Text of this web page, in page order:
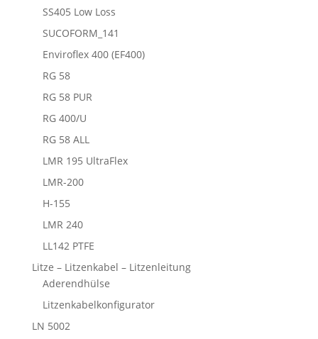
SS405 Low Loss
SUCOFORM_141
Enviroflex 400 (EF400)
RG 58
RG 58 PUR
RG 400/U
RG 58 ALL
LMR 195 UltraFlex
LMR-200
H-155
LMR 240
LL142 PTFE
Litze – Litzenkabel – Litzenleitung
Aderendhülse
Litzenkabelkonfigurator
LN 5002